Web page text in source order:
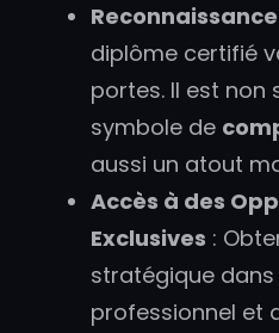
diplôme certifié
portes. Il est non
symbole de
aussi un atout
Accès à des
Exclusives :
stratégique
professionnel et